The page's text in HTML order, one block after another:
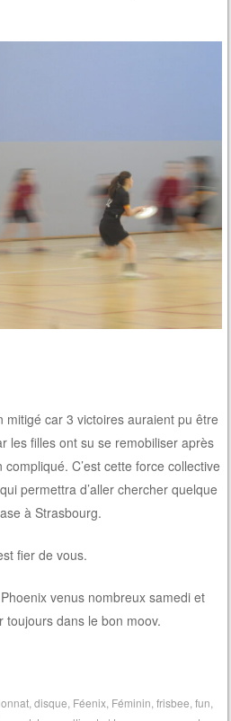
mitigé car 3 victoires auraient pu être
les filles ont su se remobiliser après
C’est cette force collective
permettra d’aller chercher quelque
à Strasbourg.
fier de vous.
venus nombreux samedi et
dans le bon moov.
,disque Féenix Féminin ,frisbee ,fun